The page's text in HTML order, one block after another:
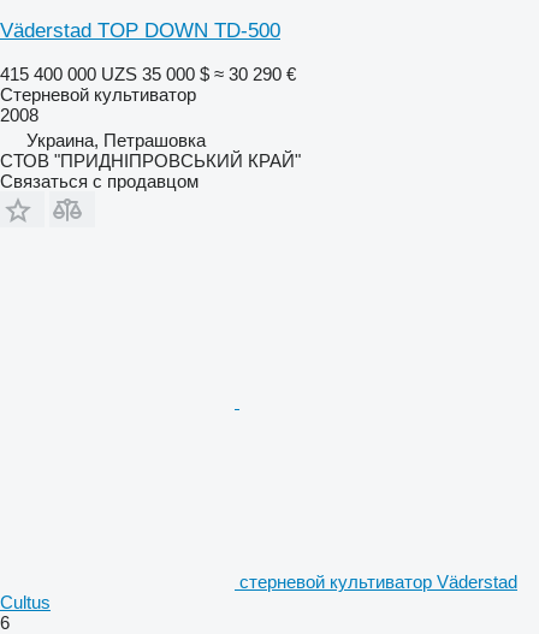
Väderstad TOP DOWN TD-500
415 400 000 UZS 35 000 $ ≈ 30 290 €
Стерневой культиватор
2008
Украина, Петрашовка
СТОВ "ПРИДНІПРОВСЬКИЙ КРАЙ"
Связаться с продавцом
стерневой культиватор Väderstad
Cultus
6